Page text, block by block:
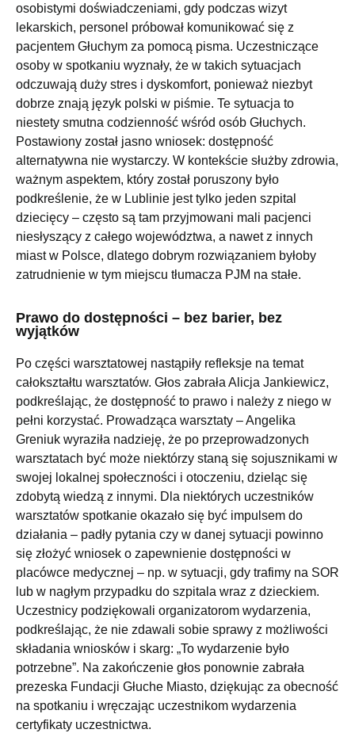
osobistymi doświadczeniami, gdy podczas wizyt
lekarskich, personel próbował komunikować się z
pacjentem Głuchym za pomocą pisma. Uczestniczące
osoby w spotkaniu wyznały, że w takich sytuacjach
odczuwają duży stres i dyskomfort, ponieważ niezbyt
dobrze znają język polski w piśmie. Te sytuacja to
niestety smutna codzienność wśród osób Głuchych.
Postawiony został jasno wniosek: dostępność
alternatywna nie wystarczy. W kontekście służby zdrowia,
ważnym aspektem, który został poruszony było
podkreślenie, że w Lublinie jest tylko jeden szpital
dziecięcy – często są tam przyjmowani mali pacjenci
niesłyszący z całego województwa, a nawet z innych
miast w Polsce, dlatego dobrym rozwiązaniem byłoby
zatrudnienie w tym miejscu tłumacza PJM na stałe.
Prawo do dostępności – bez barier, bez
wyjątków
Po części warsztatowej nastąpiły refleksje na temat
całokształtu warsztatów. Głos zabrała Alicja Jankiewicz,
podkreślając, że dostępność to prawo i należy z niego w
pełni korzystać. Prowadząca warsztaty – Angelika
Greniuk wyraziła nadzieję, że po przeprowadzonych
warsztatach być może niektórzy staną się sojusznikami w
swojej lokalnej społeczności i otoczeniu, dzieląc się
zdobytą wiedzą z innymi. Dla niektórych uczestników
warsztatów spotkanie okazało się być impulsem do
działania – padły pytania czy w danej sytuacji powinno
się złożyć wniosek o zapewnienie dostępności w
placówce medycznej – np. w sytuacji, gdy trafimy na SOR
lub w nagłym przypadku do szpitala wraz z dzieckiem.
Uczestnicy podziękowali organizatorom wydarzenia,
podkreślając, że nie zdawali sobie sprawy z możliwości
składania wniosków i skarg: „To wydarzenie było
potrzebne”. Na zakończenie głos ponownie zabrała
prezeska Fundacji Głuche Miasto, dziękując za obecność
na spotkaniu i wręczając uczestnikom wydarzenia
certyfikaty uczestnictwa.